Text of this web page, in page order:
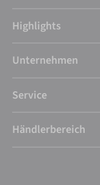
Highlights
Unternehmen
Service
Händlerbereich